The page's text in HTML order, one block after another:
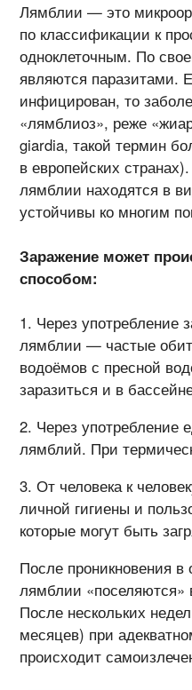
Лямблии — это
по классификации к
одноклеточным. По
являются паразитами.
инфицирован, то
«лямблиоз», реже
giardia, такой термин
в европейских
лямблии находятся в
устойчивы ко многим
Заражение может
способом:
Через употребление
лямблии — частые
водоёмов с пресной
заразиться и в
Через употребление
лямблий. При
От человека к
личной гигиены и
которые могут быть
После проникновения в
лямблии «поселяются»
После нескольких
месяцев) при
происходит